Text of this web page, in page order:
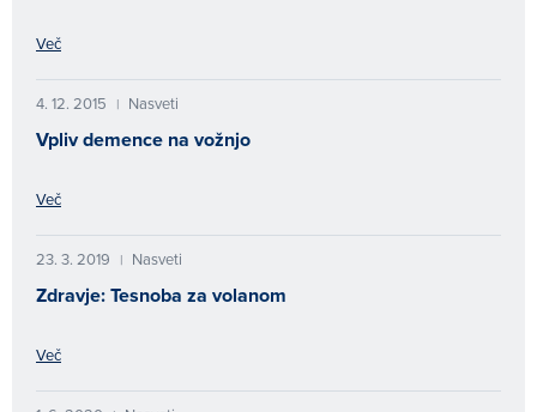
Več
4. 12. 2015 | Nasveti
Vpliv demence na vožnjo
Več
23. 3. 2019 | Nasveti
Zdravje: Tesnoba za volanom
Več